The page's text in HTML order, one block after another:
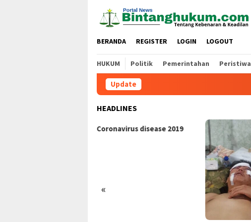
konten
BERANDA REGISTER LOGIN LOGOUT
HUKUM Politik Pemerintahan Peristiwa
Update
HEADLINES
«
Coronavirus disease 2019